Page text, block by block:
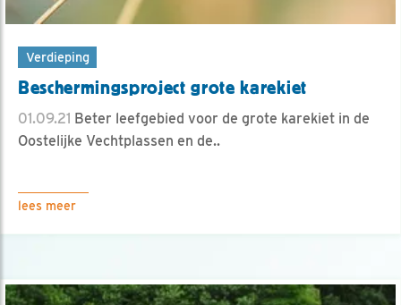
Verdieping
Beschermingsproject grote karekiet
01.09.21 Beter leefgebied voor de grote karekiet in de
Oostelijke Vechtplassen en de..
lees meer